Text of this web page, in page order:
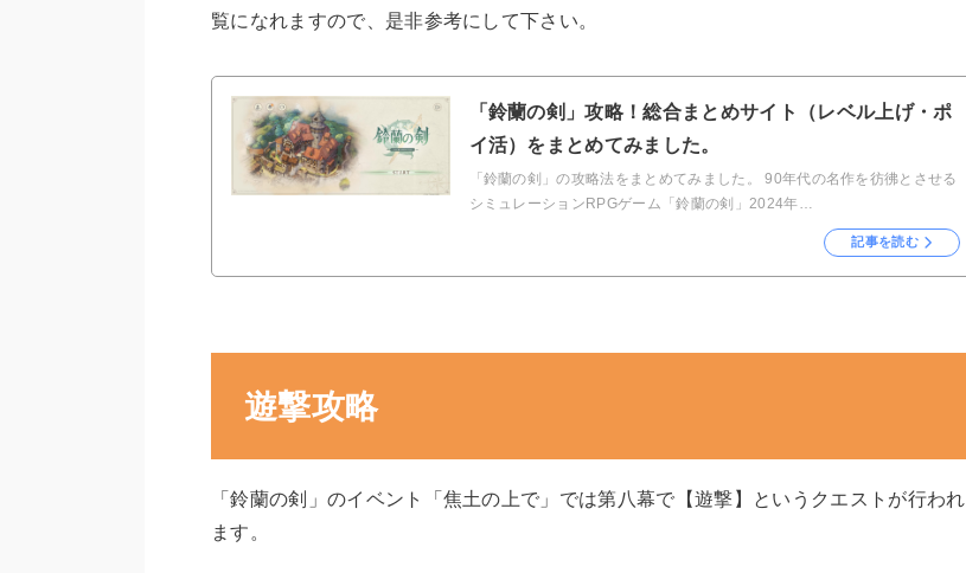
覧になれますので、是非参考にして下さい。
「鈴蘭の剣」攻略！総合まとめサイト（レベル上げ・ポ
イ活）をまとめてみました。
「鈴蘭の剣」の攻略法をまとめてみました。 90年代の名作を彷彿とさせる
シミュレーションRPGゲーム「鈴蘭の剣」2024年…
記事を読む
遊撃攻略
「鈴蘭の剣」のイベント「焦土の上で」では第八幕で【遊撃】というクエストが行われ
ます。